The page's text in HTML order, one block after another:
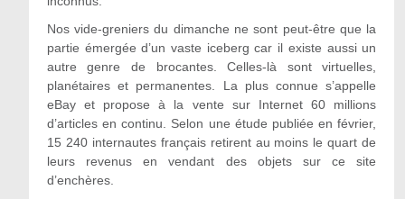
Nos vide-greniers du dimanche ne sont peut-être que la
partie émergée d’un vaste iceberg car il existe aussi un
autre genre de brocantes. Celles-là sont virtuelles,
planétaires et permanentes. La plus connue s’appelle
eBay et propose à la vente sur Internet 60 millions
d’articles en continu. Selon une étude publiée en février,
15 240 internautes français retirent au moins le quart de
leurs revenus en vendant des objets sur ce site
d’enchères.